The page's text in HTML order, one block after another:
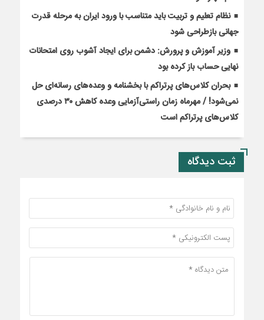
نظام تعلیم و تربیت باید متناسب با ورود ایران به مرحله قدرت
جهانی بازطراحی شود
وزیر آموزش و پرورش: دشمن برای ایجاد آشوب روی امتحانات
نهایی حساب باز کرده بود
بحران کلاس‌های پرتراکم با بخشنامه و وعده‌های رسانه‌ای حل
نمی‌شود! / مهرماه زمان راستی‌آزمایی وعده کاهش ۳۰ درصدی
کلاس‌های پرتراکم است
ثبت دیدگاه